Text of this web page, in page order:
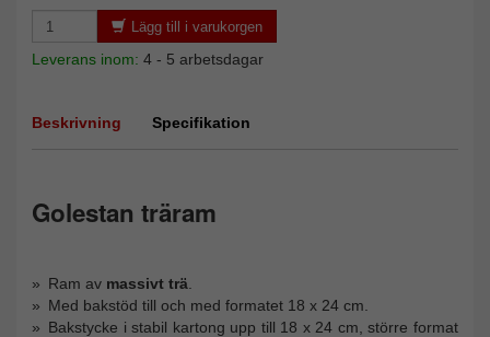
Lägg till i varukorgen
Leverans inom: 4 - 5 arbetsdagar
Beskrivning Specifikation
Golestan träram
Ram av massivt trä
Med bakstöd till och med formatet 18 x 24 cm.
Bakstycke i stabil kartong upp till 18 x 24 cm, större format